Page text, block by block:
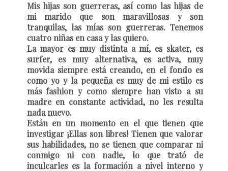
Mis hijas son guerreras, así como las hijas de
mi marido que son maravillosas y son
tranquilas, las mías son guerreras. Tenemos
cuatro niñas en casa y las quiero.
La mayor es muy distinta a mí, es skater, es
surfer, es muy alternativa, es activa, muy
movida siempre está creando, en el fondo es
como yo y la pequeña es muy de mi estilo es
más fashion y como siempre han visto a su
madre en constante actividad, no les resulta
nada nuevo.
Están en un momento en el que tienen que
investigar ¡Ellas son libres! Tienen que valorar
sus habilidades, no se tienen que comparar ni
conmigo ni con nadie, lo que trató de
inculcarles es la formación a nivel interno y